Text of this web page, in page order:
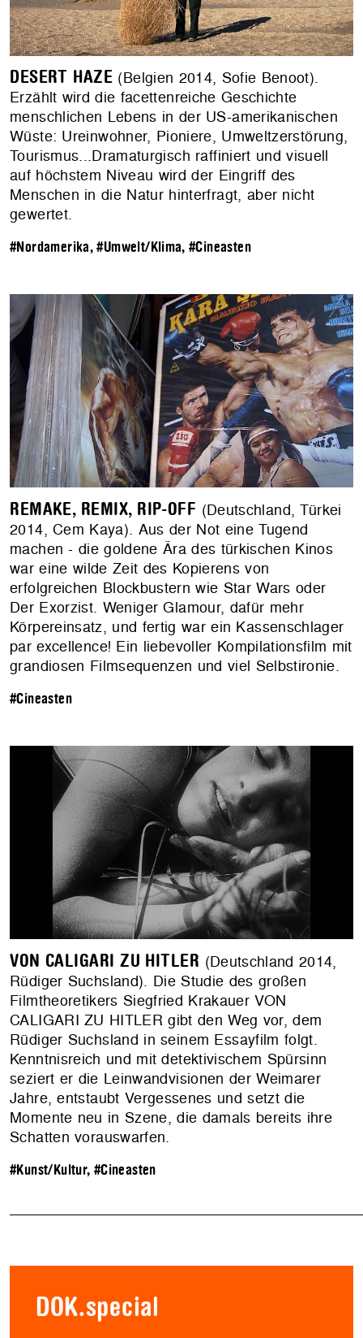
DESERT HAZE (Belgien 2014, Sofie Benoot).
Erzählt wird die facettenreiche Geschichte
menschlichen Lebens in der US-amerikanischen
Wüste: Ureinwohner, Pioniere, Umweltzerstörung,
Tourismus...Dramaturgisch raffiniert und visuell
auf höchstem Niveau wird der Eingriff des
Menschen in die Natur hinterfragt, aber nicht
gewertet.
#Nordamerika,#Umwelt/Klima,#Cineasten
REMAKE, REMIX, RIP-OFF (Deutschland, Türkei
2014, Cem Kaya). Aus der Not eine Tugend
machen - die goldene Ära des türkischen Kinos
war eine wilde Zeit des Kopierens von
erfolgreichen Blockbustern wie Star Wars oder
Der Exorzist. Weniger Glamour, dafür mehr
Körpereinsatz, und fertig war ein Kassenschlager
par excellence! Ein liebevoller Kompilationsfilm mit
grandiosen Filmsequenzen und viel Selbstironie.
#Cineasten
VON CALIGARI ZU HITLER (Deutschland 2014,
Rüdiger Suchsland). Die Studie des großen
Filmtheoretikers Siegfried Krakauer VON
CALIGARI ZU HITLER gibt den Weg vor, dem
Rüdiger Suchsland in seinem Essayfilm folgt.
Kenntnisreich und mit detektivischem Spürsinn
seziert er die Leinwandvisionen der Weimarer
Jahre, entstaubt Vergessenes und setzt die
Momente neu in Szene, die damals bereits ihre
Schatten vorauswarfen.
#Kunst/Kultur, #Cineasten
DOK.special